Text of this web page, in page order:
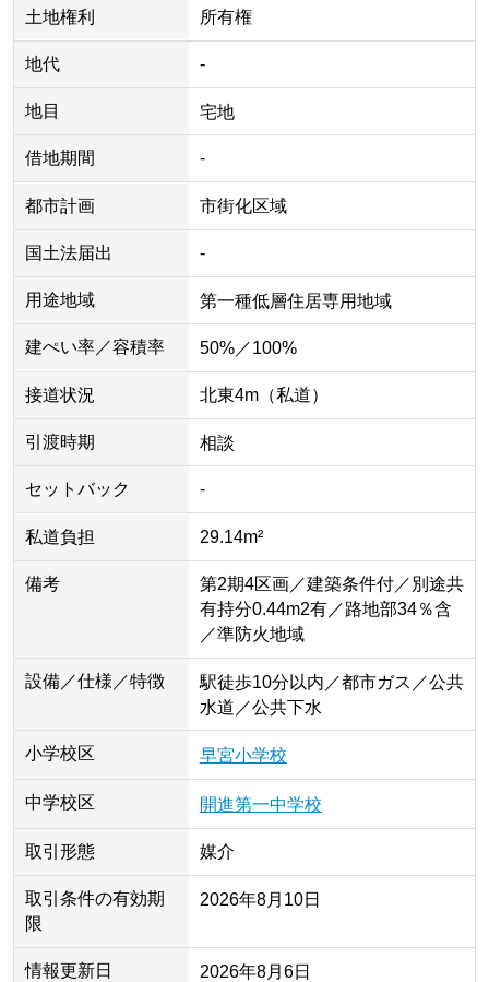
土地権利 所有権
地代 -
地目 宅地
借地期間 -
都市計画 市街化区域
国土法届出 -
用途地域 第一種低層住居専用地域
建ぺい率／容積率 50%／100%
接道状況 北東4m（私道）
引渡時期 相談
セットバック -
私道負担 29.14m²
備考
第2期4区画／建築条件付／別途共
有持分0.44m2有／路地部34％含
／準防火地域
設備／仕様／特徴
駅徒歩10分以内／都市ガス／公共
水道／公共下水
小学校区 早宮小学校
中学校区 開進第一中学校
取引形態 媒介
取引条件の有効期
限
2026年8月10日
情報更新日 2026年8月6日